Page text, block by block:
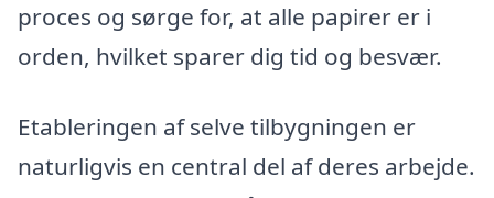
proces og sørge for, at alle papirer er i
orden, hvilket sparer dig tid og besvær.
Etableringen af selve tilbygningen er
naturligvis en central del af deres arbejde.